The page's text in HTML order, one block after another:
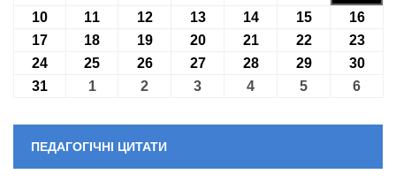
10 10.08.2026
11 11.08.2026
1212.08.2026
1313.08.2026
1414.08.2026
1515.08.2026
16
17 17.08.2026
18 18.08.2026
1919.08.2026
2020.08.2026
2121.08.2026
2222.08.2026
23
24 24.08.2026
25 25.08.2026
2626.08.2026
2727.08.2026
2828.08.2026
2929.08.2026
30
31 31.08.2026
101.09.2026
2 02.09.2026
3 03.09.2026
4 04.09.2026
5 05.09.2026
6
ПЕДАГОГІЧНІ ЦИТАТИ